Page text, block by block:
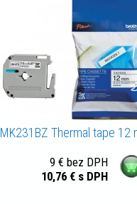
MK231BZ Thermal tape 12
9 € bez DPH
10,76 € s DPH